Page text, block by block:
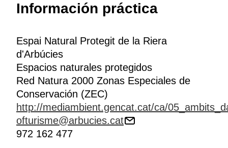
Información práctica
Espai Natural Protegit de la Riera
d'Arbúcies
Espacios naturales protegidos
Red Natura 2000 Zonas Especiales de
Conservación (ZEC)
http://mediambient.gencat.cat/ca/
ofturisme@arbucies.cat
972 162 477